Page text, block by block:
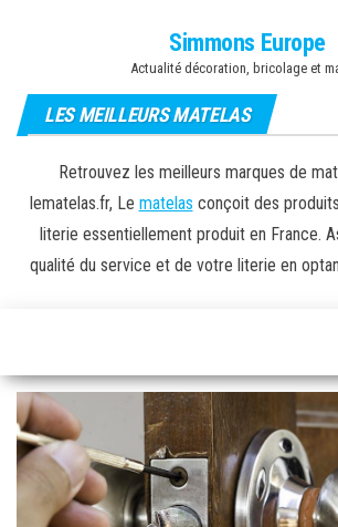
content
Simmons Europe
Actualité décoration, bricolage et
LES MEILLEURS MATELAS
Retrouvez les meilleurs marques de
lematelas.fr, Le matelas conçoit des
literie essentiellement produit en France.
qualité du service et de votre literie en